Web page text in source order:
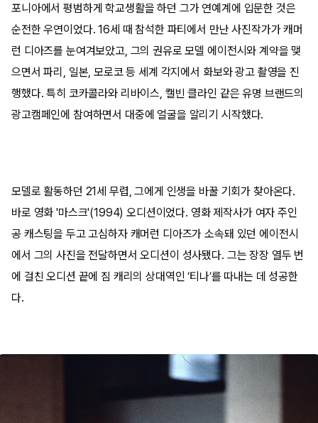
포니아에서 평범하게 학교생활을 하던 그가 연예계에 입문한 것은
순전한 우연이었다. 16세 때 참석한 파티에서 만난 사진작가가 캐머
런 디아즈를 눈여겨보았고, 그의 권유로 모델 에이전시와 계약을 맺
으면서 파리, 일본, 모로코 등 세계 각지에서 화보와 광고 촬영을 진
행했다. 특히 코카콜라와 리바이스, 캘빈 클라인 같은 유명 브랜드의
광고캠페인에 참여하면서 대중에 얼굴을 알리기 시작했다.
모델로 활동하던 21세 무렵, 그에게 인생을 바꿀 기회가 찾아온다.
바로 영화 '마스크'(1994) 오디션이었다. 영화 제작사가 여자 주인
공 캐스팅을 두고 고심하자 캐머런 디아즈가 소속돼 있던 에이전시
에서 그의 사진을 전달하면서 오디션이 성사됐다. 그는 장장 열두 번
에 걸친 오디션 끝에 짐 캐리의 상대역인 ‘티나’를 따내는 데 성공한
다.